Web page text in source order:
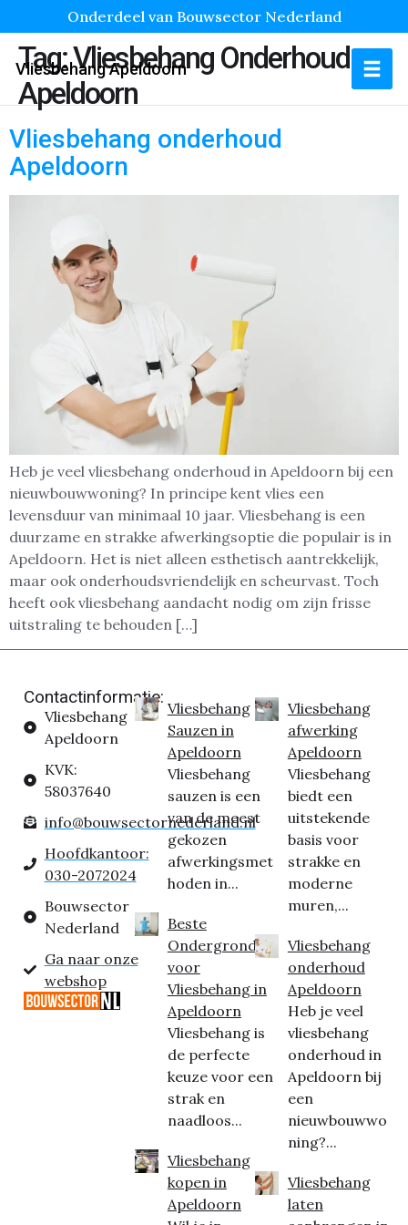
Onderdeel van Bouwsector Nederland
Vliesbehang Apeldoorn
Tag:Vliesbehang Onderhoud
Apeldoorn
Vliesbehang onderhoud
Apeldoorn
Heb je veel vliesbehang onderhoud in Apeldoorn bij een
nieuwbouwwoning? In principe kent vlies een
levensduur van minimaal 10 jaar. Vliesbehang is een
duurzame en strakke afwerkingsoptie die populair is in
Apeldoorn. Het is niet alleen esthetisch aantrekkelijk,
maar ook onderhoudsvriendelijk en scheurvast. Toch
heeft ook vliesbehang aandacht nodig om zijn frisse
uitstraling te behouden […]
Contactinformatie:
Vliesbehang
Apeldoorn
KVK:
58037640
info@bouwsectornederland.nl
Hoofdkantoor:
030-2072024
Bouwsector
Nederland
Ga naar onze
webshop
Vliesbehang
Sauzen in
Apeldoorn
Vliesbehang
sauzen is een
van de meest
gekozen
afwerkingsmet
hoden in...
Beste
Ondergrond
voor
Vliesbehang in
Apeldoorn
Vliesbehang is
de perfecte
keuze voor een
strak en
naadloos...
Vliesbehang
kopen in
Apeldoorn
Vliesbehang
afwerking
Apeldoorn
Vliesbehang
biedt een
uitstekende
basis voor
strakke en
moderne
muren,...
Vliesbehang
onderhoud
Apeldoorn
Heb je veel
vliesbehang
onderhoud in
Apeldoorn bij
een
nieuwbouwwo
ning?...
Vliesbehang
laten